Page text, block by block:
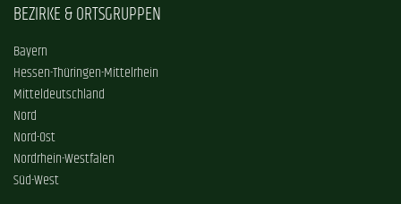
BEZIRKE & ORTSGRUPPEN
Bayern
Hessen-Thüringen-Mittelrhein
Mitteldeutschland
Nord
Nord-Ost
Nordrhein-Westfalen
Süd-West